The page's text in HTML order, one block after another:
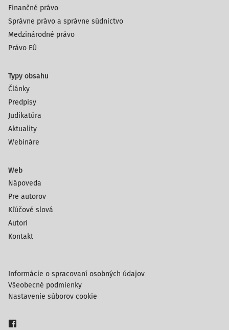
Finančné právo
Správne právo a správne súdnictvo
Medzinárodné právo
Právo EÚ
Typy obsahu
Články
Predpisy
Judikatúra
Aktuality
Webináre
Web
Nápoveda
Pre autorov
Kľúčové slová
Autori
Kontakt
Informácie o spracovaní osobných údajov
Všeobecné podmienky
Nastavenie súborov cookie